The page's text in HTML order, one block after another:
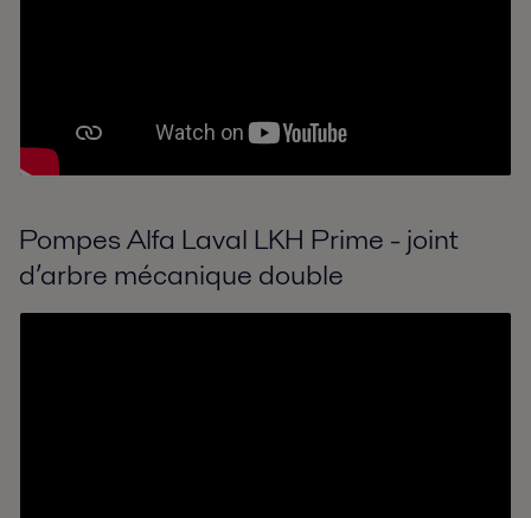
Pompes Alfa Laval LKH Prime - joint
d’arbre mécanique double